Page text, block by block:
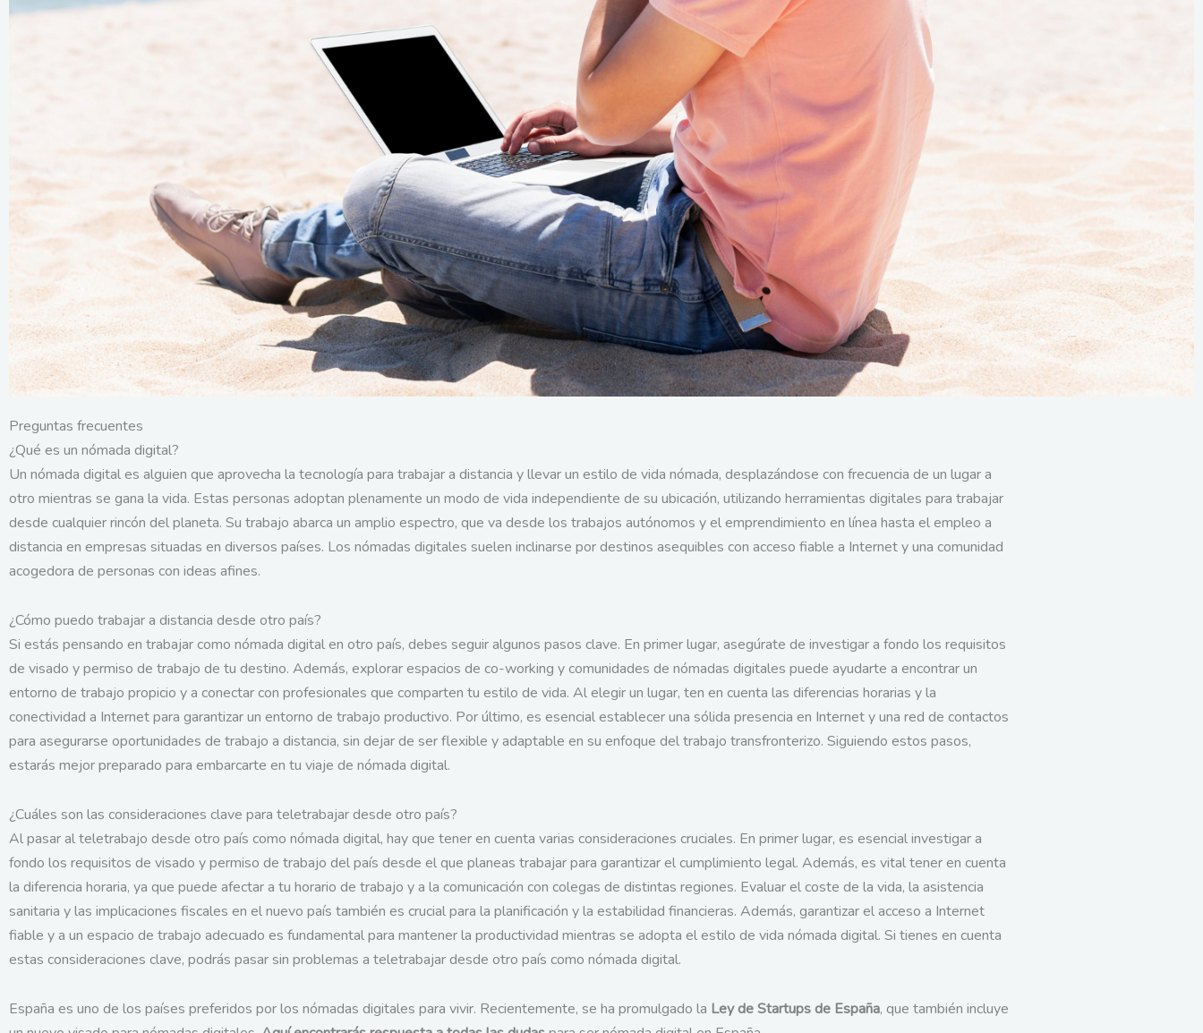
Preguntas frecuentes
¿Qué es un nómada digital?
Un nómada digital es alguien que aprovecha la tecnología para trabajar a distancia y llevar un estilo de vida nómada, desplazándose con frecuencia de un lugar a
otro mientras se gana la vida. Estas personas adoptan plenamente un modo de vida independiente de su ubicación, utilizando herramientas digitales para trabajar
desde cualquier rincón del planeta. Su trabajo abarca un amplio espectro, que va desde los trabajos autónomos y el emprendimiento en línea hasta el empleo a
distancia en empresas situadas en diversos países. Los nómadas digitales suelen inclinarse por destinos asequibles con acceso fiable a Internet y una comunidad
acogedora de personas con ideas afines.
¿Cómo puedo trabajar a distancia desde otro país?
Si estás pensando en trabajar como nómada digital en otro país, debes seguir algunos pasos clave. En primer lugar, asegúrate de investigar a fondo los requisitos
de visado y permiso de trabajo de tu destino. Además, explorar espacios de co-working y comunidades de nómadas digitales puede ayudarte a encontrar un
entorno de trabajo propicio y a conectar con profesionales que comparten tu estilo de vida. Al elegir un lugar, ten en cuenta las diferencias horarias y la
conectividad a Internet para garantizar un entorno de trabajo productivo. Por último, es esencial establecer una sólida presencia en Internet y una red de contactos
para asegurarse oportunidades de trabajo a distancia, sin dejar de ser flexible y adaptable en su enfoque del trabajo transfronterizo. Siguiendo estos pasos,
estarás mejor preparado para embarcarte en tu viaje de nómada digital.
¿Cuáles son las consideraciones clave para teletrabajar desde otro país?
Al pasar al teletrabajo desde otro país como nómada digital, hay que tener en cuenta varias consideraciones cruciales. En primer lugar, es esencial investigar a
fondo los requisitos de visado y permiso de trabajo del país desde el que planeas trabajar para garantizar el cumplimiento legal. Además, es vital tener en cuenta
la diferencia horaria, ya que puede afectar a tu horario de trabajo y a la comunicación con colegas de distintas regiones. Evaluar el coste de la vida, la asistencia
sanitaria y las implicaciones fiscales en el nuevo país también es crucial para la planificación y la estabilidad financieras. Además, garantizar el acceso a Internet
fiable y a un espacio de trabajo adecuado es fundamental para mantener la productividad mientras se adopta el estilo de vida nómada digital. Si tienes en cuenta
estas consideraciones clave, podrás pasar sin problemas a teletrabajar desde otro país como nómada digital.
España es uno de los países preferidos por los nómadas digitales para vivir. Recientemente, se ha promulgado la Ley de Startups de España, que también incluye